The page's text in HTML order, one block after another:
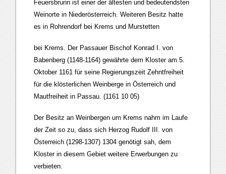
Feuersbrunn ist einer der ältesten und bedeutendsten
Weinorte in Niederösterreich. Weiteren Besitz hatte
es in Rohrendorf bei Krems und Murstetten
bei Krems. Der Passauer Bischof Konrad I. von
Babenberg (1148-1164) gewährte dem Kloster am 5.
Oktober 1161 für seine Regierungszeit Zehntfreiheit
für die klösterlichen Weinberge in Österreich und
Mautfreiheit in Passau. (1161 10 05)
Der Besitz an Weinbergen um Krems nahm im Laufe
der Zeit so zu, dass sich Herzog Rudolf III. von
Österreich (1298-1307) 1304 genötigt sah, dem
Kloster in diesem Gebiet weitere Erwerbungen zu
verbieten.